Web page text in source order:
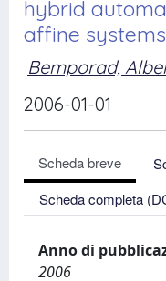
hybrid
affine systems
Bemporad,
2006-01-01
Scheda breve
Scheda completa
Anno di
2006